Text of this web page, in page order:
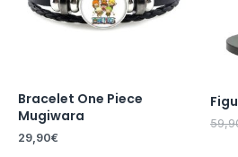
Bracelet One Piece
Mugiwara
29,90€